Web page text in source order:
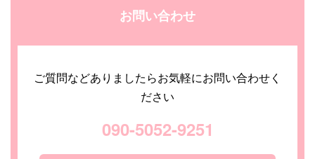
お問い合わせ
ご質問などありましたらお気軽にお問い合わせく
ださい
090-5052-9251